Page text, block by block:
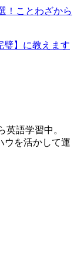
！ことわざから
璧】に教えます
英語学習中。
ウを活かして運